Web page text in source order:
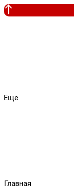
Еще
Главная